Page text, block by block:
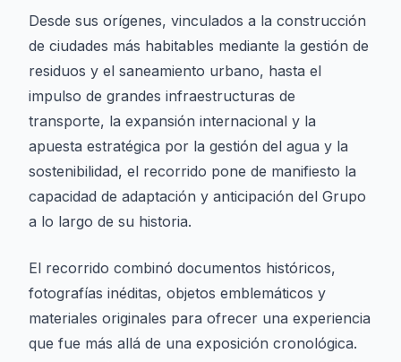
Desde sus orígenes, vinculados a la construcción
de ciudades más habitables mediante la gestión de
residuos y el saneamiento urbano, hasta el
impulso de grandes infraestructuras de
transporte, la expansión internacional y la
apuesta estratégica por la gestión del agua y la
sostenibilidad, el recorrido pone de manifiesto la
capacidad de adaptación y anticipación del Grupo
a lo largo de su historia.
El recorrido combinó documentos históricos,
fotografías inéditas, objetos emblemáticos y
materiales originales para ofrecer una experiencia
que fue más allá de una exposición cronológica.